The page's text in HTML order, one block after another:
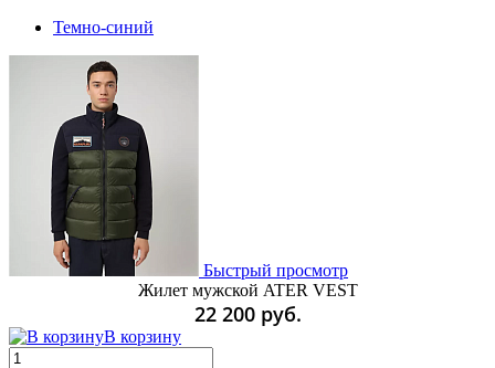
Темно-синий
Быстрый просмотр
Жилет мужской ATER VEST
22 200 руб.
В корзину